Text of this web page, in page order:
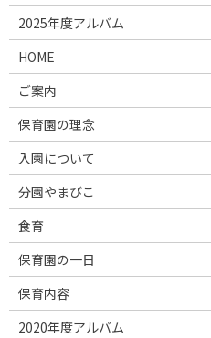
2025年度アルバム
HOME
ご案内
保育園の理念
入園について
分園やまびこ
食育
保育園の一日
保育内容
2020年度アルバム